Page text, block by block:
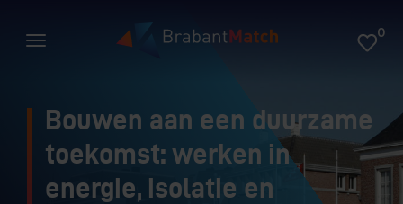
0
Bouwen aan een duurzame
toekomst: werken in
energie, isolatie en